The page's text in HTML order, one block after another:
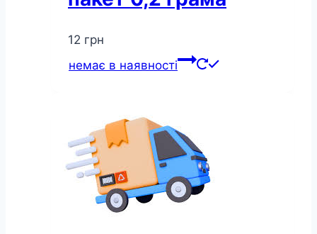
12 грн
немає в наявності